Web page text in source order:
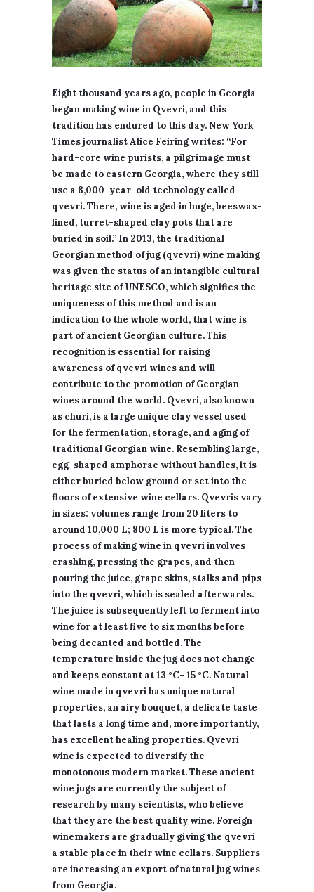
Eight thousand years ago, people in Georgia
began making wine in Qvevri, and this
tradition has endured to this day. New York
Times journalist Alice Feiring writes: “For
hard-core wine purists, a pilgrimage must
be made to eastern Georgia, where they still
use a 8,000-year-old technology called
qvevri. There, wine is aged in huge, beeswax-
lined, turret-shaped clay pots that are
buried in soil.” In 2013, the traditional
Georgian method of jug (qvevri) wine making
was given the status of an intangible cultural
heritage site of UNESCO, which signifies the
uniqueness of this method and is an
indication to the whole world, that wine is
part of ancient Georgian culture. This
recognition is essential for raising
awareness of qvevri wines and will
contribute to the promotion of Georgian
wines around the world. Qvevri, also known
as churi, is a large unique clay vessel used
for the fermentation, storage, and aging of
traditional Georgian wine. Resembling large,
egg-shaped amphorae without handles, it is
either buried below ground or set into the
floors of extensive wine cellars. Qvevris vary
in sizes: volumes range from 20 liters to
around 10,000 L; 800 L is more typical. The
process of making wine in qvevri involves
crashing, pressing the grapes, and then
pouring the juice, grape skins, stalks and pips
into the qvevri, which is sealed afterwards.
The juice is subsequently left to ferment into
wine for at least five to six months before
being decanted and bottled. The
temperature inside the jug does not change
and keeps constant at 13 °C- 15 °C. Natural
wine made in qvevri has unique natural
properties, an airy bouquet, a delicate taste
that lasts a long time and, more importantly,
has excellent healing properties. Qvevri
wine is expected to diversify the
monotonous modern market. These ancient
wine jugs are currently the subject of
research by many scientists, who believe
that they are the best quality wine. Foreign
winemakers are gradually giving the qvevri
a stable place in their wine cellars. Suppliers
are increasing an export of natural jug wines
from Georgia.